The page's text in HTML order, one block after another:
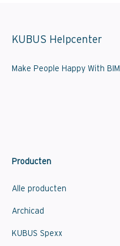
KUBUS Helpcenter
Make People Happy With BIM
Producten
Alle producten
Archicad
KUBUS Spexx